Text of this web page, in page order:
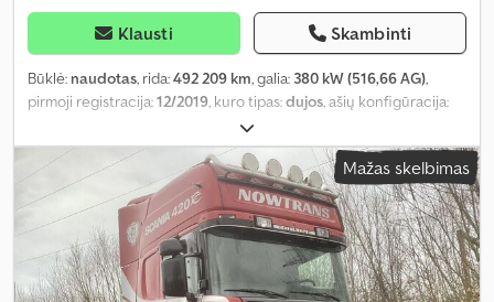
Klausti Skambinti
Būklė: naudotas, rida:492 209 km, galia: 380 kW (516,66 AG),
pirmoji registracija:12/2019 , kuro tipas:dujos , ašių konfigūracija:
automatinis
pakaba:oras, sėdimų vietų skaičius:2, Įranga:kruizo kontrolė, oro
kondicionavimas
Mažas skelbimas